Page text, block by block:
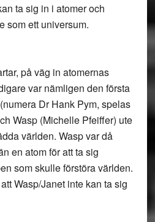
ta sig in i atomer och
som ett universum.
på väg in atomernas
var nämligen den första
Dr Hank Pym, spelas
Wasp (Michelle Pfeiffer) ute
världen. Wasp var då
en atom för att ta sig
som skulle förstöra världen.
Wasp/Janet inte kan ta sig